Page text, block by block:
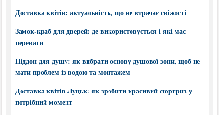
Доставка квітів: актуальність, що не втрачає свіжості
Замок-краб для дверей: де використовується і які має
переваги
Піддон для душу: як вибрати основу душової зони, щоб не
мати проблем із водою та монтажем
Доставка квітів Луцьк: як зробити красивий сюрприз у
потрібний момент